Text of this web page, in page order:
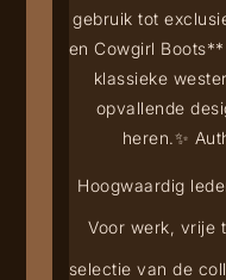
gebruik tot
en Cowgirl
klassieke
opvallende
heren.✨
Hoogwaardig
Voor werk, vrije
selectie van de